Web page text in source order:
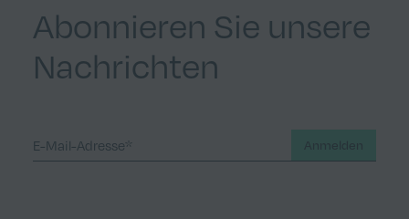
Abonnieren Sie unsere
Nachrichten